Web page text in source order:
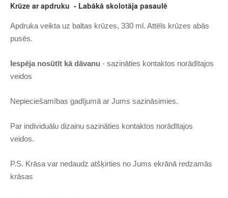
Krūze ar apdruku - Labākā skolotāja pasaulē
Apdruka veikta uz baltas krūzes, 330 ml. Attēls krūzes abās
pusēs.
Iespēja nosūtīt kā dāvanu - sazināties kontaktos norādītajos
veidos
Nepieciešamības gadījumā ar Jums sazināsimies.
Par individuālu dizainu sazināties kontaktos norādītajos
veidos.
P.S. Krāsa var nedaudz atšķirties no Jums ekrānā redzamās
krāsas